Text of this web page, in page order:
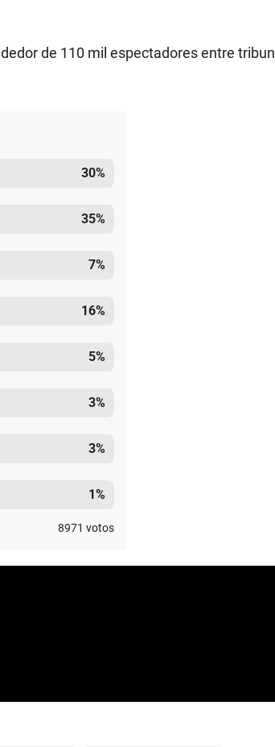
de 110 mil espectadores entre
30%
35%
7%
16%
5%
3%
3%
1%
8971 votos